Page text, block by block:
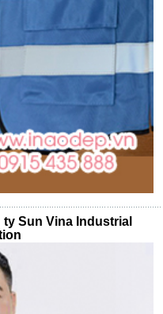
Sun Vina Industrial